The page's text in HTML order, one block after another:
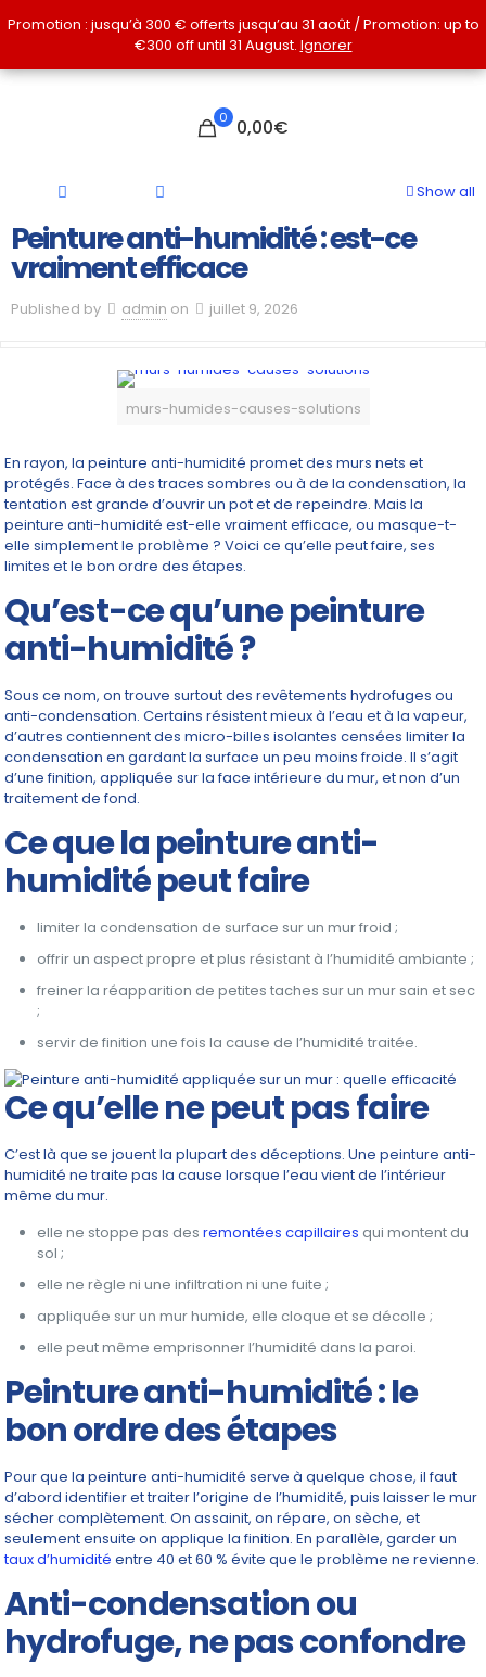
0 0,00€
Show all
Peinture anti-humidité : est-ce
vraiment efficace
Published by admin on juillet 9, 2026
murs-humides-causes-solutions
En rayon, la peinture anti-humidité promet des murs nets et
protégés. Face à des traces sombres ou à de la condensation, la
tentation est grande d’ouvrir un pot et de repeindre. Mais la
peinture anti-humidité est-elle vraiment efficace, ou masque-t-
elle simplement le problème ? Voici ce qu’elle peut faire, ses
limites et le bon ordre des étapes.
Qu’est-ce qu’une peinture
anti-humidité ?
Sous ce nom, on trouve surtout des revêtements hydrofuges ou
anti-condensation. Certains résistent mieux à l’eau et à la vapeur,
d’autres contiennent des micro-billes isolantes censées limiter la
condensation en gardant la surface un peu moins froide. Il s’agit
d’une finition, appliquée sur la face intérieure du mur, et non d’un
traitement de fond.
Ce que la peinture anti-
humidité peut faire
limiter la condensation de surface sur un mur froid ;
offrir un aspect propre et plus résistant à l’humidité ambiante ;
freiner la réapparition de petites taches sur un mur sain et sec
;
servir de finition une fois la cause de l’humidité traitée.
Ce qu’elle ne peut pas faire
C’est là que se jouent la plupart des déceptions. Une peinture anti-
humidité ne traite pas la cause lorsque l’eau vient de l’intérieur
même du mur.
elle ne stoppe pas desremontées capillaires qui montent du
sol ;
elle ne règle ni une infiltration ni une fuite ;
appliquée sur un mur humide, elle cloque et se décolle ;
elle peut même emprisonner l’humidité dans la paroi.
Peinture anti-humidité : le
bon ordre des étapes
Pour que la peinture anti-humidité serve à quelque chose, il faut
d’abord identifier et traiter l’origine de l’humidité, puis laisser le mur
sécher complètement. On assainit, on répare, on sèche, et
seulement ensuite on applique la finition. En parallèle, garder un
taux d’humidité entre 40 et 60 % évite que le problème ne revienne.
Anti-condensation ou
hydrofuge, ne pas confondre
Promotion : jusqu’à 300 € offerts jusqu’au 31 août / Promotion: up to
€300 off until 31 August. Ignorer
Promotion : jusqu’à 300 € offerts jusqu’au 31 août / Promotion: up to
€300 off until 31 August. Ignorer